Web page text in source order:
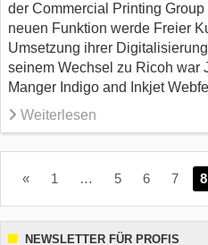
der Commercial Printing
neuen Funktion werde Freier
Umsetzung ihrer
seinem Wechsel zu Ricoh war
Manger Indigo and Inkjet
Weiterlesen
« 1 … 5 6 7 8
NEWSLETTER FÜR PROFIS